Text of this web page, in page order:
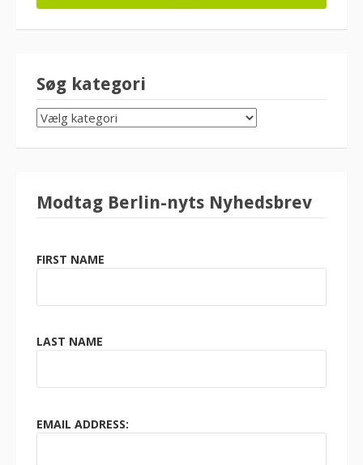
Søg kategori
SØG
KATEGORI
Modtag Berlin-nyts Nyhedsbrev
FIRST NAME
LAST NAME
EMAIL ADDRESS: